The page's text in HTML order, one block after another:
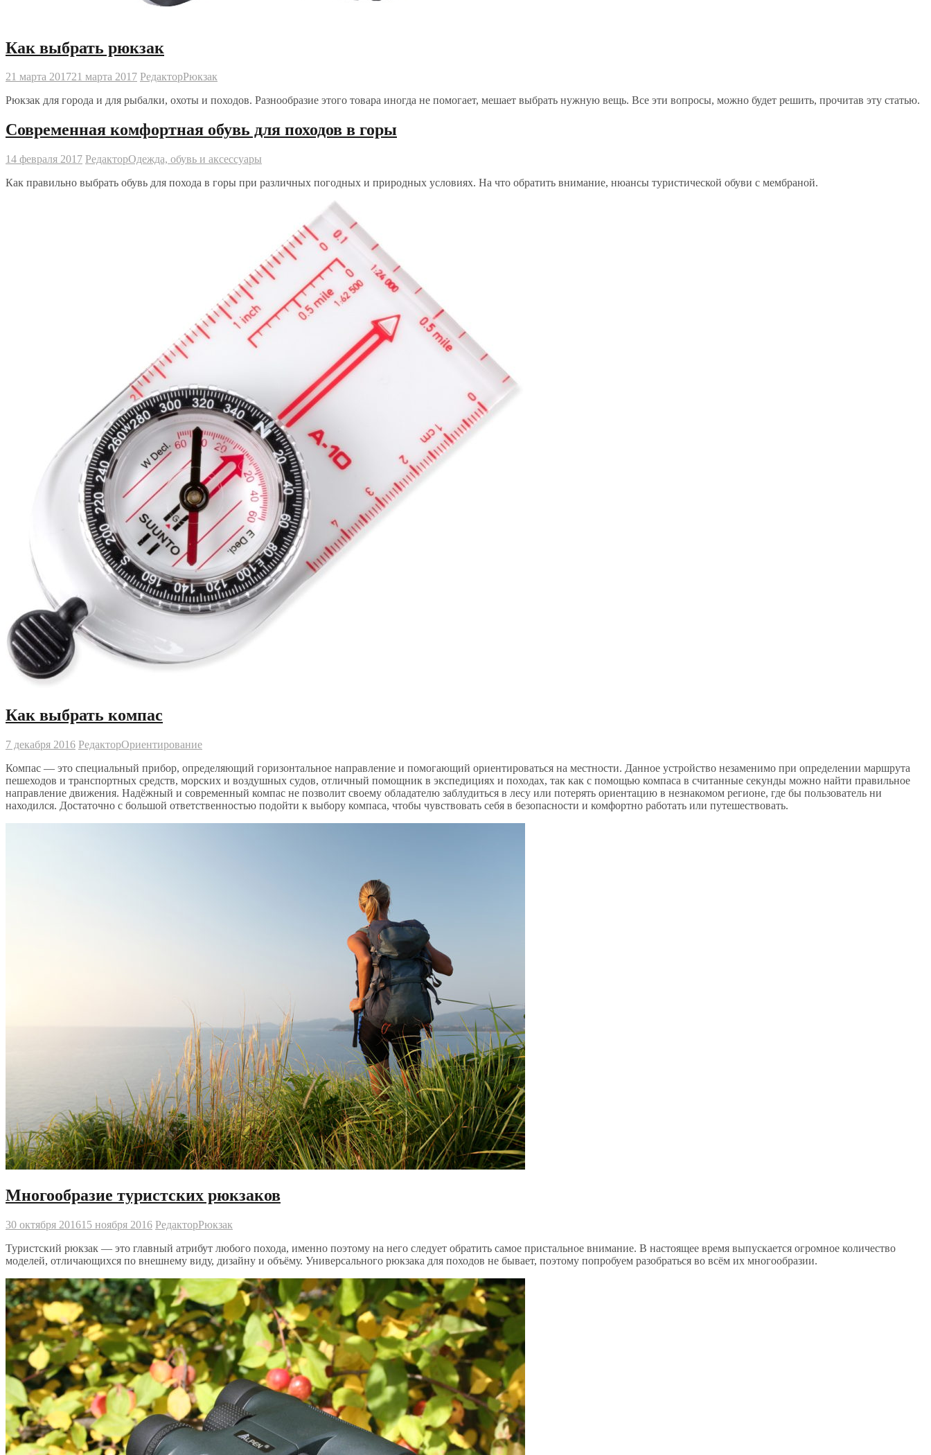
Как выбрать рюкзак
21 марта 201721 марта 2017 РедакторРюкзак
Рюкзак для города и для рыбалки, охоты и походов. Разнообразие этого товара иногда не помогает, мешает выбрать нужную вещь. Все эти вопросы, можно будет решить, прочитав эту статью.
Современная комфортная обувь для походов в горы
14 февраля 2017 РедакторОдежда, обувь и аксессуары
Как правильно выбрать обувь для похода в горы при различных погодных и природных условиях. На что обратить внимание, нюансы туристической обуви с мембраной.
Как выбрать компас
7 декабря 2016 РедакторОриентирование
Компас — это специальный прибор, определяющий горизонтальное направление и помогающий ориентироваться на местности. Данное устройство незаменимо при определении маршрута
пешеходов и транспортных средств, морских и воздушных судов, отличный помощник в экспедициях и походах, так как с помощью компаса в считанные секунды можно найти правильное
направление движения. Надёжный и современный компас не позволит своему обладателю заблудиться в лесу или потерять ориентацию в незнакомом регионе, где бы пользователь ни
находился. Достаточно с большой ответственностью подойти к выбору компаса, чтобы чувствовать себя в безопасности и комфортно работать или путешествовать.
Многообразие туристских рюкзаков
30 октября 201615 ноября 2016 РедакторРюкзак
Туристский рюкзак — это главный атрибут любого похода, именно поэтому на него следует обратить самое пристальное внимание. В настоящее время выпускается огромное количество
моделей, отличающихся по внешнему виду, дизайну и объёму. Универсального рюкзака для походов не бывает, поэтому попробуем разобраться во всём их многообразии.